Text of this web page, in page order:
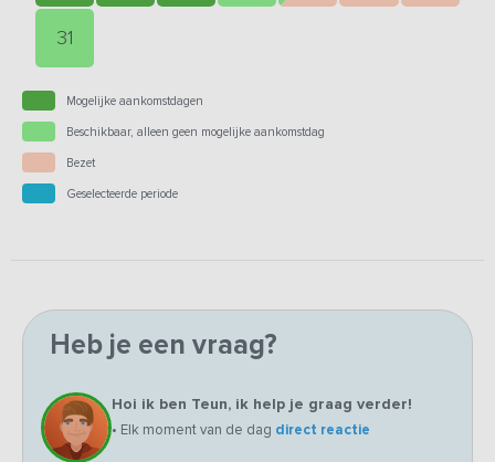
31
Mogelijke aankomstdagen
Beschikbaar, alleen geen mogelijke aankomstdag
Bezet
Geselecteerde periode
Heb je een vraag?
Hoi ik ben Teun, ik help je graag verder!
• Elk moment van de dag direct reactie